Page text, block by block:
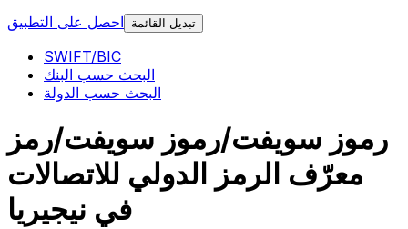
احصل على التطبيق
تبديل القائمة
SWIFT/BIC
البحث حسب البنك
البحث حسب الدولة
رموز سويفت/رموز سويفت/رمز
معرّف الرمز الدولي للاتصالات
في نيجيريا